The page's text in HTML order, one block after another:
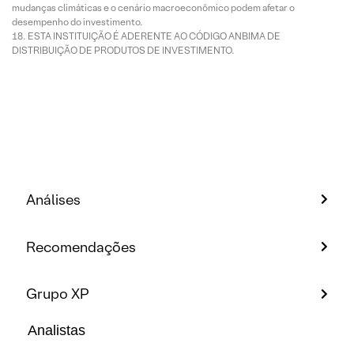
mudanças climáticas e o cenário macroeconômico podem afetar o
desempenho do investimento.
ESTA INSTITUIÇÃO É ADERENTE AO CÓDIGO ANBIMA DE
DISTRIBUIÇÃO DE PRODUTOS DE INVESTIMENTO.
Análises
Recomendações
Grupo XP
Analistas